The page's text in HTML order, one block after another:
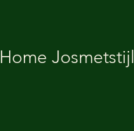
Home Josmetstijl